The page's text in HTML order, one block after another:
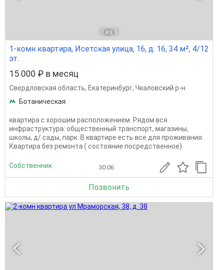
1 из 1
1-комн квартира, Исетская улица, 16, д. 16, 34 м², 4/12
эт.
15 000 ₽ в месяц
Свердловская область, Екатеринбург, Чкаловский р-н
Ботаническая
квартира с хорошим расположением. Рядом вся
инфраструктура: общественный транспорт, магазины,
школы, д/ сады, парк. В квартире есть всё для проживания.
Квартира без ремонта ( состояние посредственное)
Собственник 30.06
Позвонить